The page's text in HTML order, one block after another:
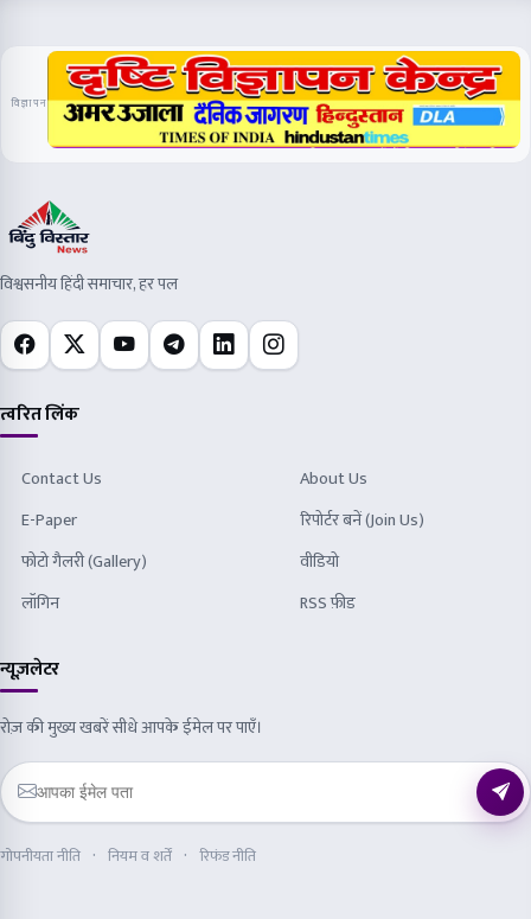
विज्ञापन
विश्वसनीय हिंदी समाचार, हर पल
त्वरित लिंक
Contact Us
About Us
E-Paper
रिपोर्टर बनें (Join Us)
फोटो गैलरी (Gallery)
वीडियो
लॉगिन
RSS फ़ीड
न्यूज़लेटर
रोज़ की मुख्य खबरें सीधे आपके ईमेल पर पाएँ।
गोपनीयता नीति नियम व शर्तें रिफंड नीति